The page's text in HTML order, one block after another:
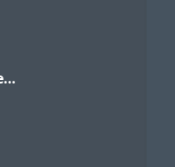
Елдос Жанузак & Бейбарыс Садык